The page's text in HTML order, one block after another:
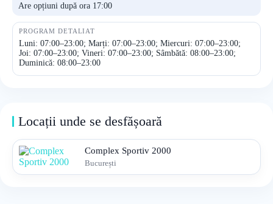
Are opțiuni după ora 17:00
PROGRAM DETALIAT
Luni: 07:00–23:00; Marți: 07:00–23:00; Miercuri: 07:00–23:00;
Joi: 07:00–23:00; Vineri: 07:00–23:00; Sâmbătă: 08:00–23:00;
Duminică: 08:00–23:00
Locații unde se desfășoară
Complex Sportiv 2000
București